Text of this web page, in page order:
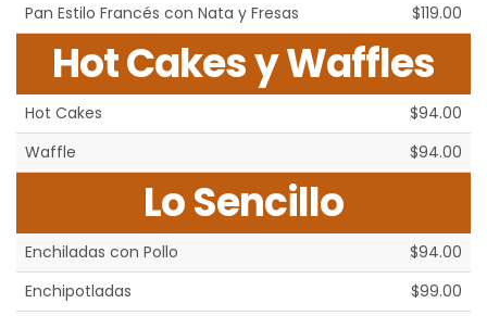
Pan Estilo Francés con Nata y Fresas
$119.00
Hot Cakes y Waffles
Hot Cakes
$94.00
Waffle
$94.00
Lo Sencillo
Enchiladas con Pollo
$94.00
Enchipotladas
$99.00